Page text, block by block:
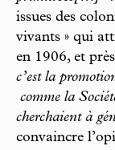
issues des
vivants » qui
en 1906, et
c’est la
comme la
cherchaient à
convaincre